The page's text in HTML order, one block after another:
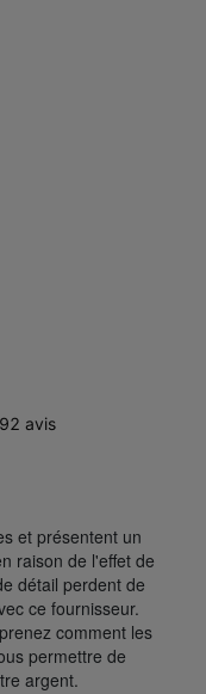
et présentent un
raison de l'effet de
détail perdent de
ce fournisseur.
comment les
permettre de
argent.